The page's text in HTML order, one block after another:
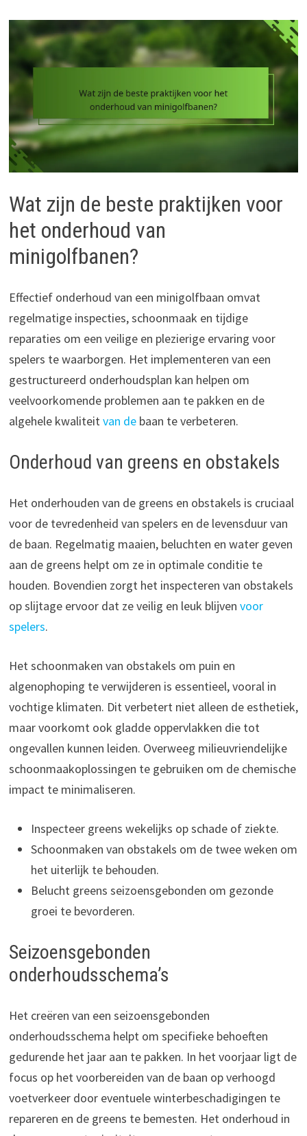
Wat zijn de beste praktijken voor
het onderhoud van
minigolfbanen?
Effectief onderhoud van een minigolfbaan omvat
regelmatige inspecties, schoonmaak en tijdige
reparaties om een veilige en plezierige ervaring voor
spelers te waarborgen. Het implementeren van een
gestructureerd onderhoudsplan kan helpen om
veelvoorkomende problemen aan te pakken en de
algehele kwaliteitvan debaan te verbeteren.
Onderhoud van greens en obstakels
Het onderhouden van de greens en obstakels is cruciaal
voor de tevredenheid van spelers en de levensduur van
de baan. Regelmatig maaien, beluchten en water geven
aan de greens helpt om ze in optimale conditie te
houden. Bovendien zorgt het inspecteren van obstakels
op slijtage ervoor dat ze veilig en leuk blijven voor
spelers.
Het schoonmaken van obstakels om puin en
algenophoping te verwijderen is essentieel, vooral in
vochtige klimaten. Dit verbetert niet alleen de esthetiek,
maar voorkomt ook gladde oppervlakken die tot
ongevallen kunnen leiden. Overweeg milieuvriendelijke
schoonmaakoplossingen te gebruiken om de chemische
impact te minimaliseren.
Inspecteer greens wekelijks op schade of ziekte.
Schoonmaken van obstakels om de twee weken om
het uiterlijk te behouden.
Belucht greens seizoensgebonden om gezonde
groei te bevorderen.
Seizoensgebonden
onderhoudsschema’s
Het creëren van een seizoensgebonden
onderhoudsschema helpt om specifieke behoeften
gedurende het jaar aan te pakken. In het voorjaar ligt de
focus op het voorbereiden van de baan op verhoogd
voetverkeer door eventuele winterbeschadigingen te
repareren en de greens te bemesten. Het onderhoud in